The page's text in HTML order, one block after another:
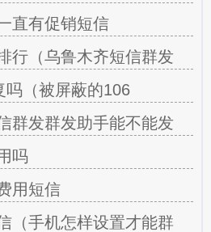
直有促销短信
行（乌鲁木齐短信群发
吗（被屏蔽的106
群发群发助手能不能发
吗
用短信
（手机怎样设置才能群